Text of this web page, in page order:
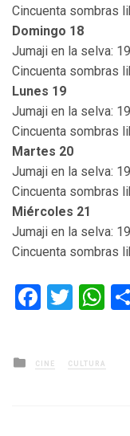
Cincuenta sombras
Domingo 18
Jumaji en la selva:
Cincuenta sombras
Lunes 19
Jumaji en la selva:
Cincuenta sombras
Martes 20
Jumaji en la selva:
Cincuenta sombras
Miércoles 21
Jumaji en la selva:
Cincuenta sombras
Posted
in
CINE CULTURA